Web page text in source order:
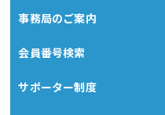
事務局のご案内
会員番号検索
サポーター制度